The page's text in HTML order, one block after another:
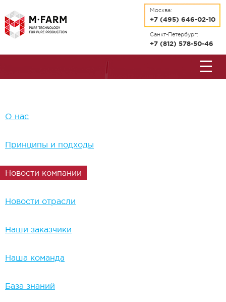
Москва:
+7 (495) 646-02-10
Санкт-Петербург:
+7 (812) 578-50-46
☰
О нас
Принципы и подходы
Новости компании
Новости отрасли
Наши заказчики
Наша команда
База знаний